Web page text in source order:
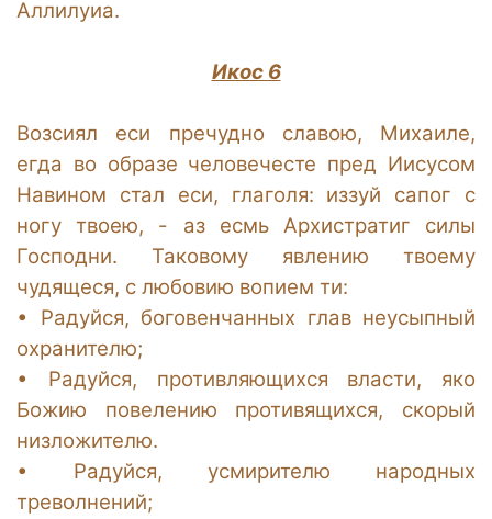
Аллилуиа.
Икос 6
Возсиял еси пречудно славою, Михаиле,
егда во образе человечесте пред Иисусом
Навином стал еси, глаголя: иззуй сапог с
ногу твоею, - аз есмь Архистратиг силы
Господни. Таковому явлению твоему
чудящеся, с любовию вопием ти:
•
Радуйся, боговенчанных глав неусыпный
охранителю;
•
Радуйся, противляющихся власти, яко
Божию повелению противящихся, скорый
низложителю.
•
Радуйся, усмирителю народных
треволнений;